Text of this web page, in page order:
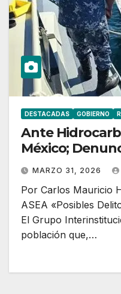
DESTACADAS GOBIERNO
Ante
México;
MARZO 31, 2026
Por Carlos Mauricio
ASEA «Posibles
El Grupo
población que,…